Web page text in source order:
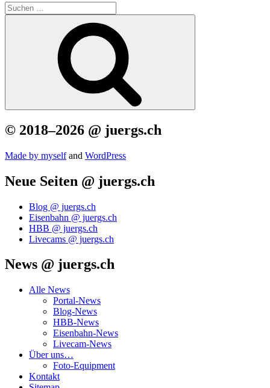
Suchen
nach:
© 2018–2026 @ juergs.ch
Made by mys­elfand Word­Press
Neue Seiten @ juergs.ch
Blog @ juergs.ch
Eisenbahn @ juergs.ch
HBB @ juergs.ch
Livecams @ juergs.ch
News @ juergs.ch
Alle News
Portal-News
Blog-News
HBB-News
Eisenbahn-News
Livecam-News
Über uns…
Foto-Equipment
Kontakt